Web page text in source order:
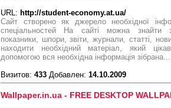
URL: http://student-economy.at.ua/
Сайт створено як джерело необхідної
спеціальностей На сайті можна знайти
показники, шпори, звіти, журнали, статті,
находити необхідний матеріал, який
допомогою вся необхідна інформація
Визитов: 433 Добавлен: 14.10.2009
Wallpaper.in.ua - FREE DESKTOP